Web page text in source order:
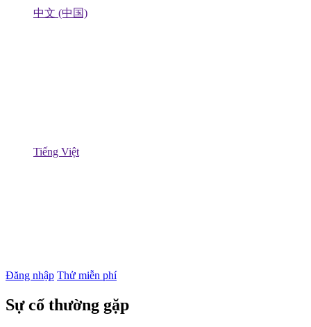
中文 (中国)
Tiếng Việt
Đăng nhập Thử miễn phí
Sự cố thường gặp